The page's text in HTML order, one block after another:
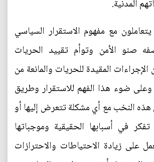
المدنية.
مع مفهوم الاستقرار السياسي
صنو الأمن وتوأم تقييد الحريات
الإجراءات المقيدة للحريات والمانعة من
ضوء هذا الفهم للاستقرار وطريق
هذه النخب مع أي مشكلة تتعرض إليها أو
تفكر في أسبابها الحقيقية وموجباتها
على زيادة الاحتياطات والاحترازات